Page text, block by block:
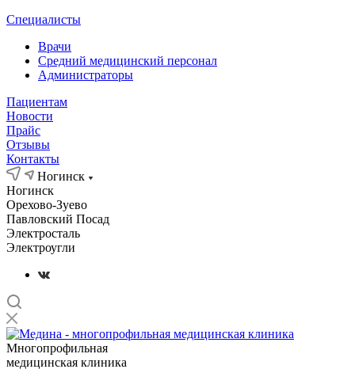
Специалисты
Врачи
Средний медицинский персонал
Администраторы
Пациентам
Новости
Прайс
Отзывы
Контакты
Ногинск
Ногинск
Орехово-Зуево
Павловский Посад
Электросталь
Электроугли
Многопрофильная
медицинская клиника